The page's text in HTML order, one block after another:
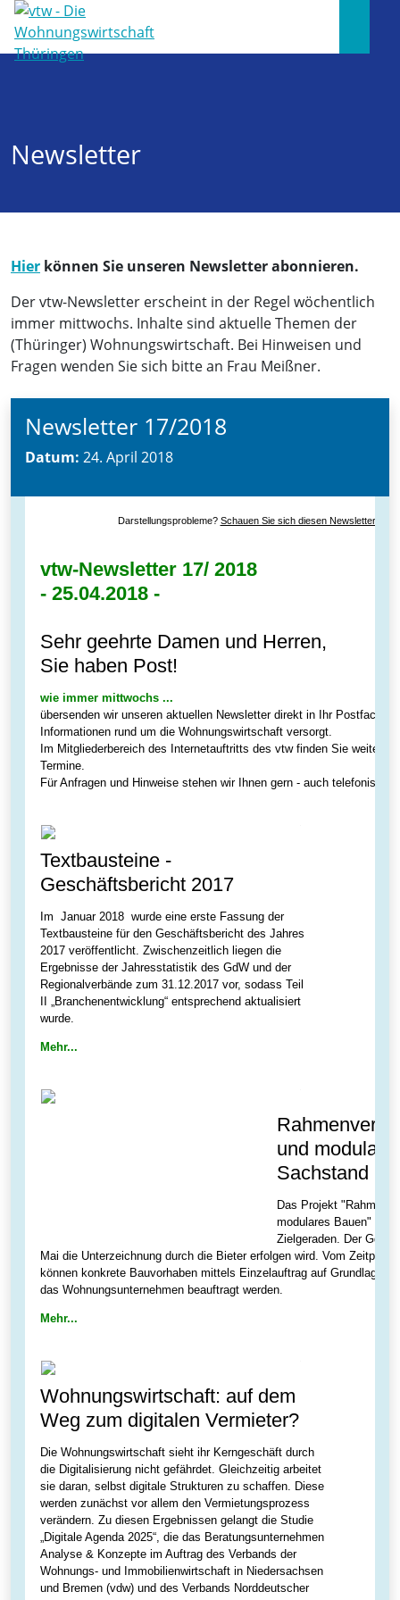
Newsletter
Hier können Sie unseren Newsletter abonnieren.
Der vtw-Newsletter erscheint in der Regel wöchentlich
immer mittwochs. Inhalte sind aktuelle Themen der
(Thüringer) Wohnungswirtschaft. Bei Hinweisen und
Fragen wenden Sie sich bitte an Frau Meißner.
Newsletter 17/2018
Datum: 24. April 2018